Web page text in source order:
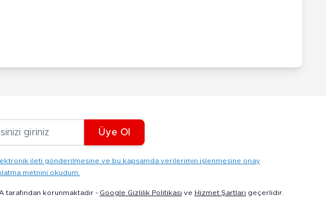
Üye Ol
ileti gönderilmesine ve bu kapsamda verilerimin işlenmesine onay
metnini okudum.
tarafından korunmaktadır - Google Gizlilik Politikası ve Hizmet Şartları geçerlidir.